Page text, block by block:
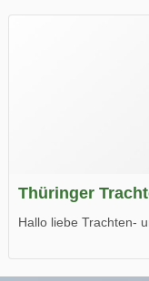
Wir wünschen Euch
Thüringer
Hallo liebe Trachten-
Wir wünschen Euch